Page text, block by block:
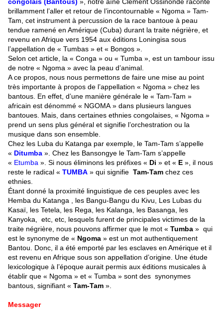
brillamment l’aller et retour de l’incontournable « Ngoma » Tam-
Tam, cet instrument à percussion de la race bantoue à peau
tendue ramené en Amérique (Cuba) durant la traite négrière, et
revenu en Afrique vers 1954 aux éditions Loningisa sous
l’appellation de « Tumbas » et « Bongos ».
Selon cet article, la « Conga » ou « Tumba », est un tambour issu
de notre « Ngoma » avec la peau d’animal.
A ce propos, nous nous permettons de faire une mise au point
très importante à propos de l’appellation « Ngoma » chez les
bantous. En effet, d’une manière générale le « Tam-Tam »
africain est dénommé « NGOMA » dans plusieurs langues
bantoues. Mais, dans certaines ethnies congolaises, « Ngoma »
prend un sens plus général et signifie l’orchestration ou la
musique dans son ensemble.
Chez les Luba du Katanga par exemple, le Tam-Tam s’appelle
« Ditumba ». Chez les Bansongye le Tam-Tam s’appelle
« Etumba ». Si nous éliminons les préfixes « Di » et « E », il nous
reste le radical « TUMBA » qui signifie Tam-Tam chez ces
ethnies.
Étant donné la proximité linguistique de ces peuples avec les
Hemba du Katanga , les Bangu-Bangu du Kivu, Les Lubas du
Kasaï, les Tetela, les Rega, les Kalanga, les Basanga, les
Kanyoka, etc, etc, lesquels furent de principales victimes de la
traite négrière, nous pouvons affirmer que le mot « Tumba » qui
est le synonyme de « Ngoma » est un mot authentiquement
Bantou. Donc, il a été emporté par les esclaves en Amérique et il
est revenu en Afrique sous son appellation d’origine. Une étude
lexicologique à l’époque aurait permis aux éditions musicales à
établir que « Ngoma » et « Tumba » sont des synonymes
bantous, signifiant « Tam-Tam ».
Messager